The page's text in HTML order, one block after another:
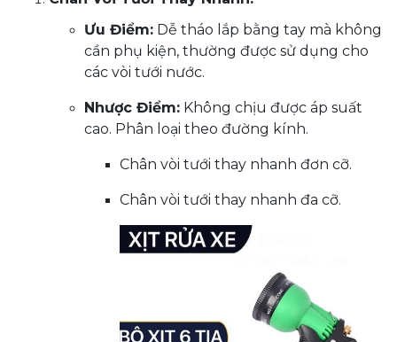
Ưu Điểm: Dễ tháo lắp bằng tay mà không
cần phụ kiện, thường được sử dụng cho
các vòi tưới nước.
Nhược Điểm: Không chịu được áp suất
cao. Phân loại theo đường kính.
Chân vòi tưới thay nhanh đơn cỡ.
Chân vòi tưới thay nhanh đa cỡ.